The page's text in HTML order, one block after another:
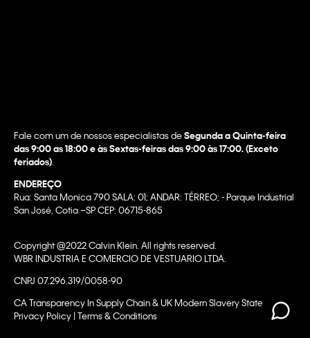
Fale com um de nossos especialistas deSegunda a Quinta-feira
das 9:00 as 18:00 e às Sextas-feiras das 9:00 às 17:00. (Exceto
feriados)
ENDEREÇO
Rua: Santa Monica 790 SALA: 01; ANDAR: TÉRREO; - Parque Industrial
San José, Cotia –SP CEP: 06715-865
Copyright @2022 Calvin Klein. All rights reserved.
WBR INDUSTRIA E COMERCIO DE VESTUARIO LTDA.
CNPJ 07.296.319/0058-90
CA Transparency In Supply Chain & UK Modern Slavery Statement |
Privacy Policy | Terms & Conditions